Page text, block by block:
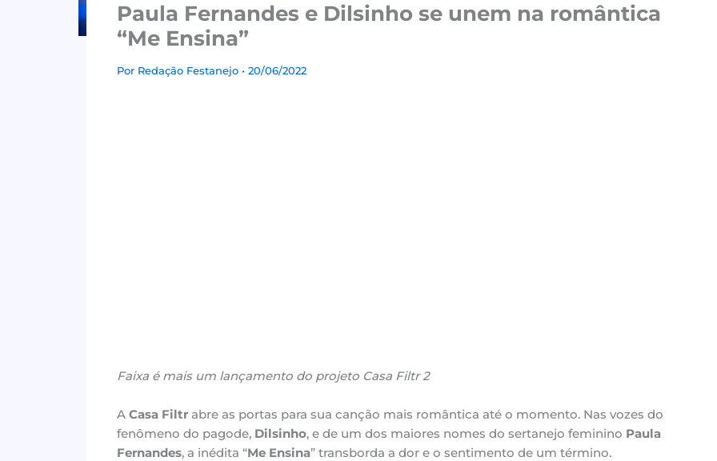
Paula Fernandes e Dilsinho se unem na romântica
“Me Ensina”
Por Redação Festanejo • 20/06/2022
Faixa é mais um lançamento do projeto Casa Filtr 2
A Casa Filtrabre as portas para sua canção mais romântica até o momento. Nas vozes do
fenômeno do pagode, Dilsinho, e de um dos maiores nomes do sertanejo feminino Paula
Fernandes, a inédita “Me Ensina” transborda a dor e o sentimento de um término.